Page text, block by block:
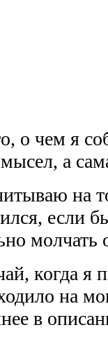
о чем я
а
на
если
когда я
на
в